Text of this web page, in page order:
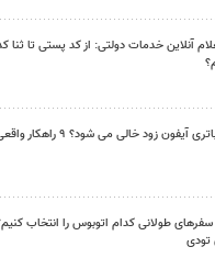
آنلاین خدمات دولتی: از کد پستی تا ثنا
آیفون زود خالی می شود؟ ۹ راهکار واقعی
سفرهای طولانی کدام اتوبوس را انتخاب
تودی